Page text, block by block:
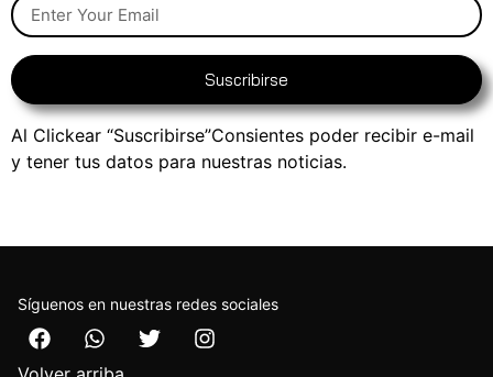
Suscribirse
Al Clickear “Suscribirse”Consientes poder recibir e-mail
y tener tus datos para nuestras noticias.
Síguenos en nuestras redes sociales